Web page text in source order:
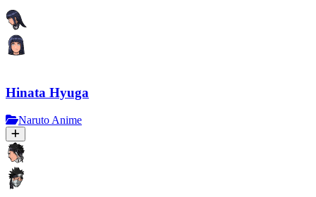
Hinata Hyuga
Naruto Anime